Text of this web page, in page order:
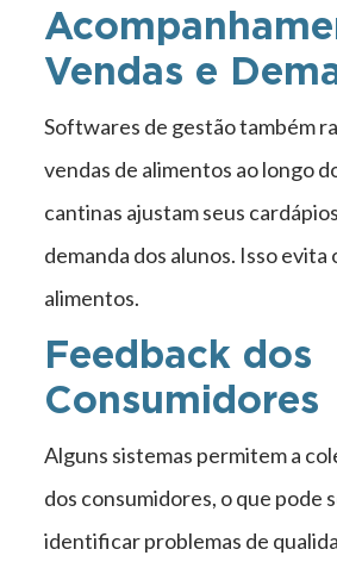
Vendas e
Softwares de gestão também
vendas de alimentos ao longo
cantinas ajustam seus
demanda dos alunos. Isso evita
alimentos.
Feedback dos
Consumidores
Alguns sistemas permitem a
dos consumidores, o que pode
identificar problemas de